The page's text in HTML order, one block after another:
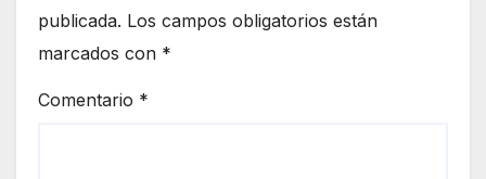
publicada. Los campos obligatorios están
marcados con *
Comentario *